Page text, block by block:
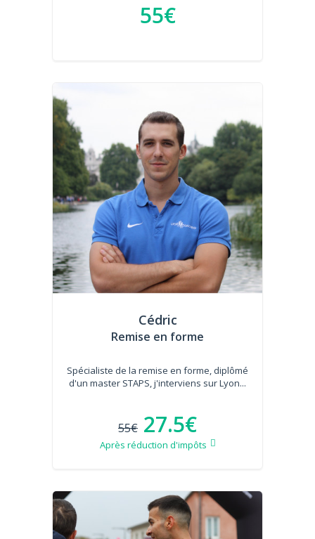
55€
Cédric
Remise en forme
Spécialiste de la remise en forme, diplômé
d'un master STAPS, j'interviens sur Lyon...
55€ 27.5€
Après réduction d'impôts